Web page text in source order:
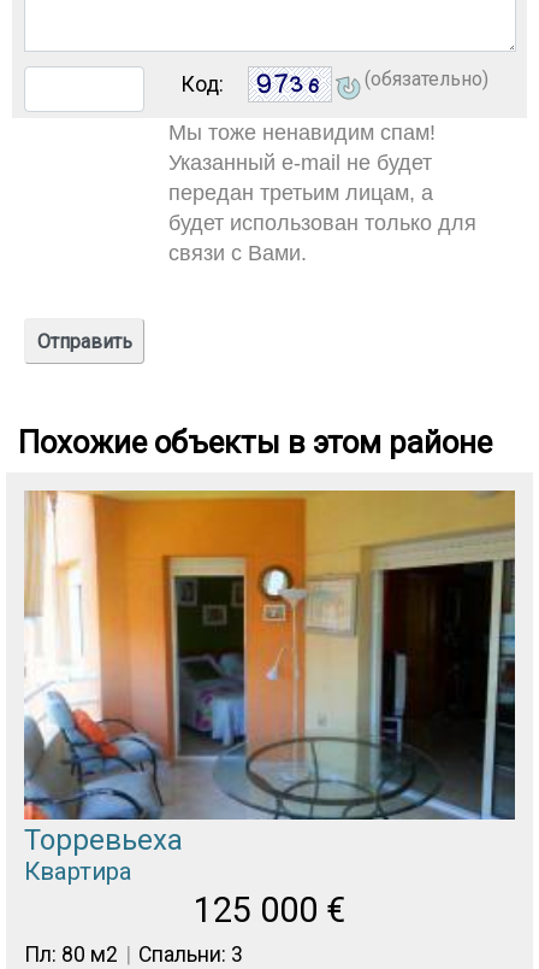
Код: (обязательно)
Мы тоже ненавидим спам!
Указанный e-mail не будет
передан третьим лицам, а
будет использован только для
связи с Вами.
Похожие объекты в этом районе
Торревьеха
Квартира
125 000 €
Пл: 80 м2 Спальни: 3